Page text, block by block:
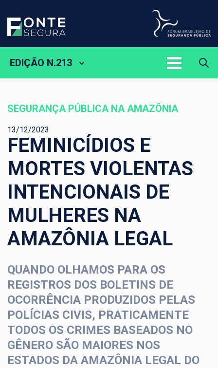
EDIÇÃO N.213
SEGURANÇA PÚBLICA NA AMAZÔNIA
13/12/2023
FEMINICÍDIOS E
MORTES VIOLENTAS
INTENCIONAIS DE
MULHERES NA
AMAZÔNIA LEGAL
QUANDO OLHAMOS PARA OS
REGISTROS DOS BOLETINS DE
OCORRÊNCIA PRODUZIDOS PELAS
POLÍCIAS CIVIS, PRATICAMENTE
TODOS OS CRIMES BASEADOS NO
GÊNERO SÃO MAIORES NOS
ESTADOS DA AMAZÔNIA LEGAL DO